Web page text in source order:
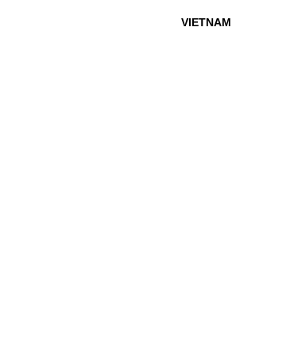
VIETNAM